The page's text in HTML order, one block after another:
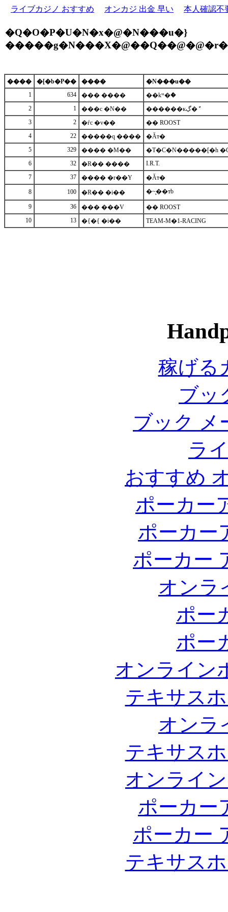
ライブカジノ おすすめ オンカジ 出金 早い 本人確認不
�Q�O�P�U�N�x�@�N���u�}
���� �[�b�P�� ����
�N���u��
1
634 ��� ����
��kײ�ް�
2
1 ���c �N��
������ĸڲ�ް
3
2 �ѓc �v��
�� ROOST
4
22 �����q ����
�Ăт�
5
329 ���� �M��
�T�C�N�����[�h
6
32 �R�� ����
I.R.T.
7
37 ���� �r��Y
�Ăт�
8
100 �R�� �i�� �~̧��тb
9 36 ��� ���V
�� ROOST
10
13 �{�{ �i�� TEAM-M�1-RACING
稼げる
ブッ
ブック メ
ラ
おすすめ
ポーカー
ポーカー
ポーカー
オンラ
ポー
ポー
オンライン
テキサス
オンラ
テキサス
オンライ
ポーカー
ポーカー
テキサス